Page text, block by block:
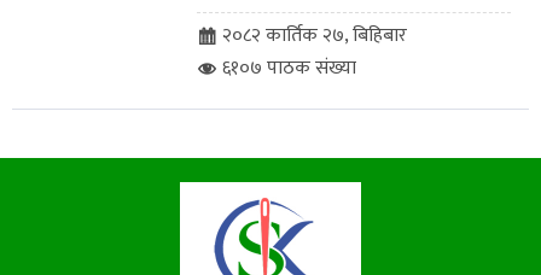
२०८२ कार्तिक २७, बिहिबार
६१०७ पाठक संख्या